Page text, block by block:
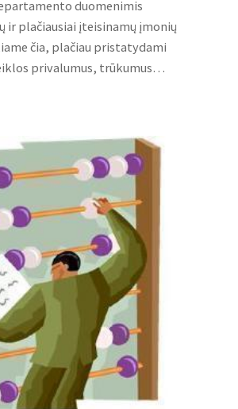
duomenimis
ir plačiausiai įteisinamų įmonių
čia, plačiau pristatydami
privalumus, trūkumus…